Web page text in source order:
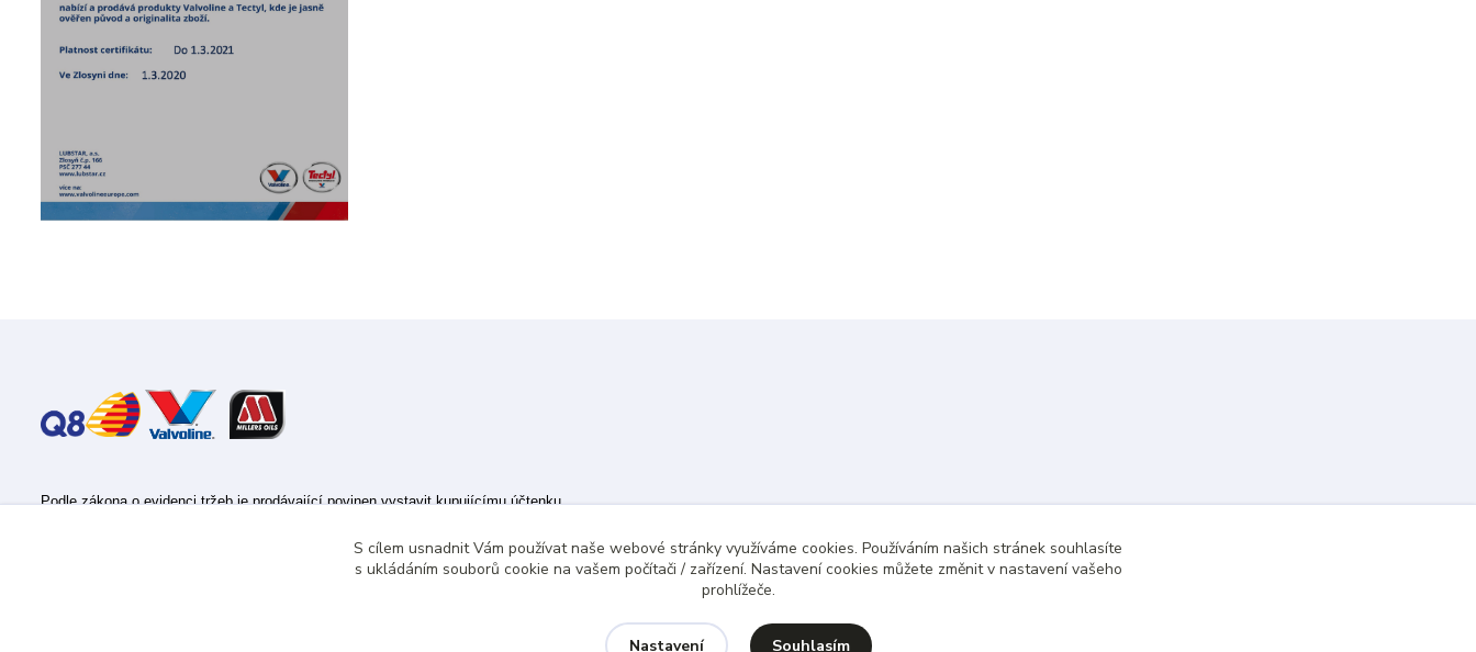
Podle zákona o evidenci tržeb je prodávající povinen vystavit kupujícímu účtenku.
Zároveň je povinen zaevidovat přijatou tržbu u správce daně online; v případě technického výpadku pak nejpozději do 48 hodin.
S cílem usnadnit Vám používat naše webové stránky využíváme cookies. Používáním našich stránek souhlasíte
s ukládáním souborů cookie na vašem počítači / zařízení. Nastavení cookies můžete změnit v nastavení vašeho
prohlížeče.
Nastavení Souhlasím